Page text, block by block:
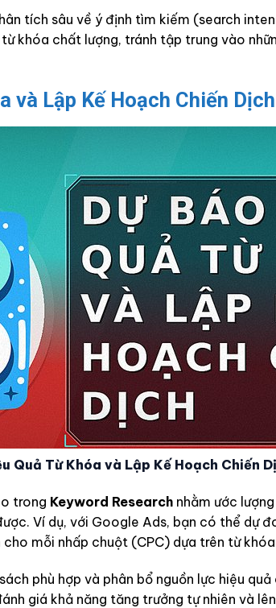
tích sâu về ý định tìm kiếm (search
khóa chất lượng, tránh tập trung vào
và Lập Kế Hoạch Chiến Dịch
Quả Từ Khóa và Lập Kế Hoạch Chiến
trong Keyword Research nhằm ước
Ví dụ, với Google Ads, bạn có thể dự
mỗi nhấp chuột (CPC) dựa trên từ
phù hợp và phân bổ nguồn lực hiệu
giá khả năng tăng trưởng tự nhiên và